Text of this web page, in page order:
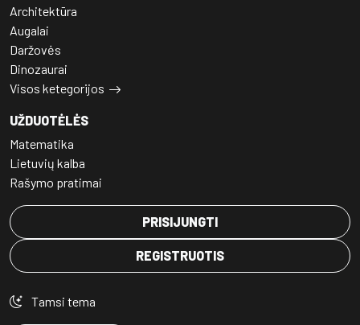
Architektūra
Augalai
Daržovės
Dinozaurai
Visos ketegorijos
UŽDUOTĖLĖS
Matematika
Lietuvių kalba
Rašymo pratimai
PRISIJUNGTI
REGISTRUOTIS
Tamsi tema